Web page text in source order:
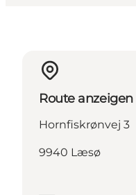
Route anzeigen
Hornfiskrønvej 3
9940 Læsø